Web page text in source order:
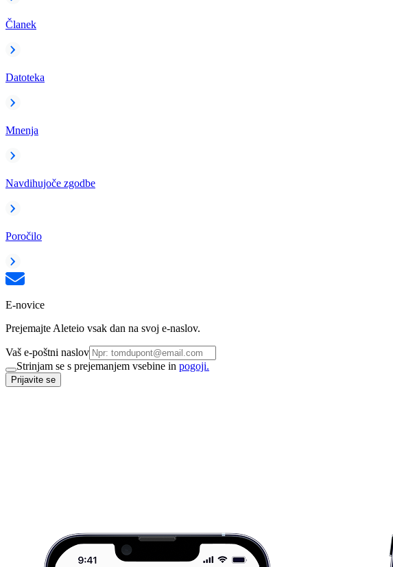
Članek
Datoteka
Mnenja
Navdihujoče zgodbe
Poročilo
E-novice
Prejemajte Aleteio vsak dan na svoj e-naslov.
Vaš e-poštni naslov
Strinjam se s prejemanjem vsebine in pogoji.
Prijavite se